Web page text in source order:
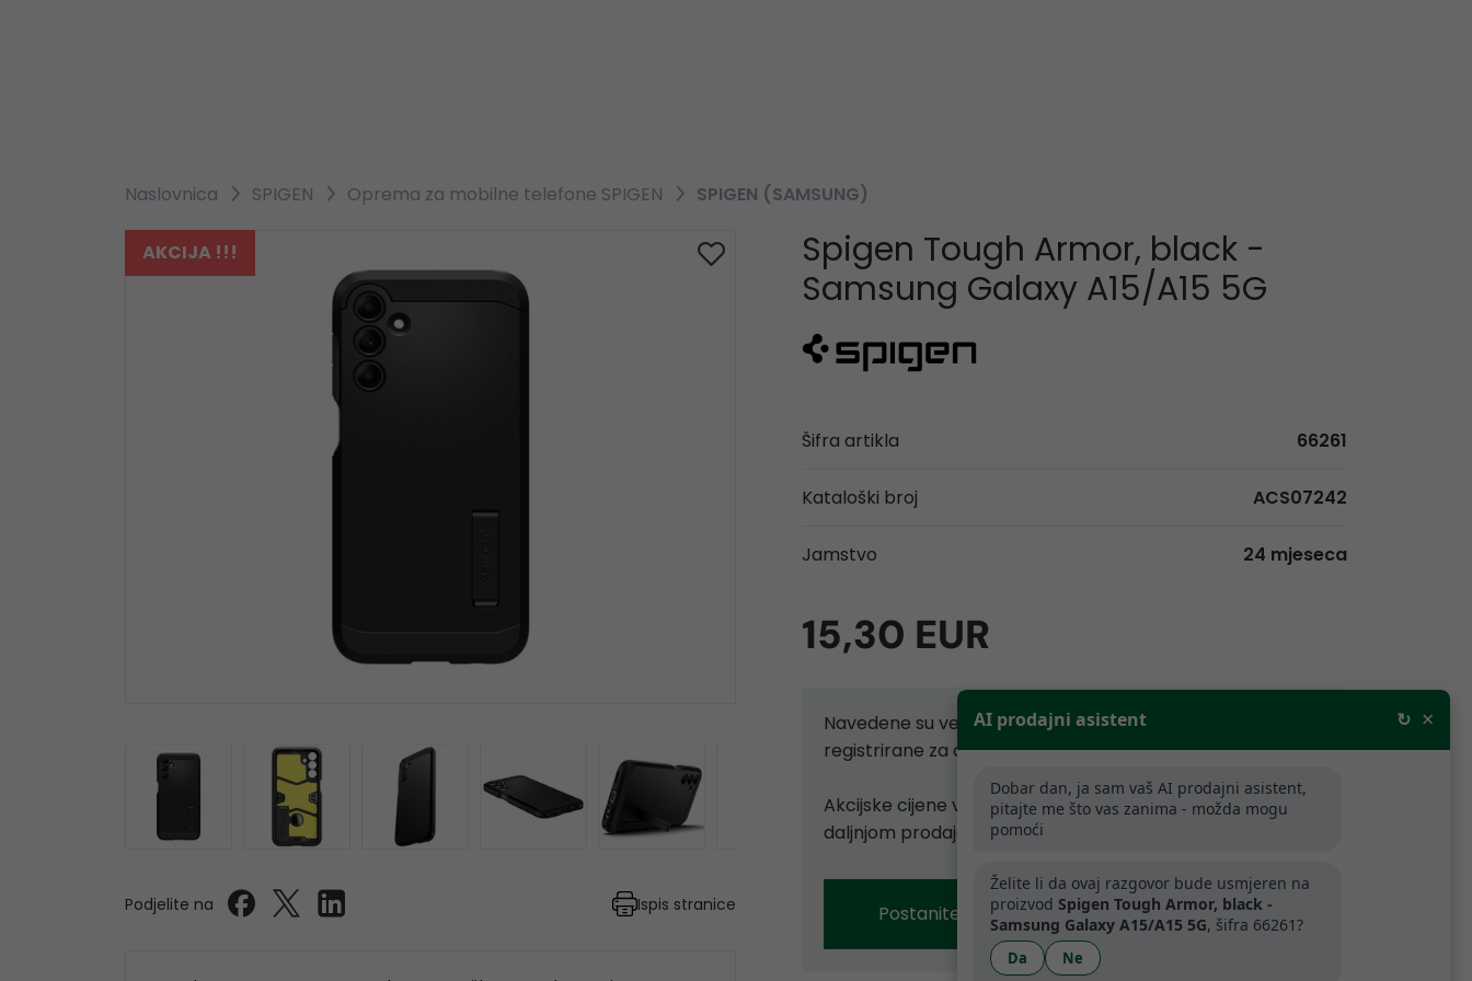
Naslovnica SPIGEN Oprema za mobilne telefone SPIGEN SPIGEN (SAMSUNG)
AKCIJA !!!
Podjelite na Ispis stranice
Spigen Tough Armor, black -
Samsung Galaxy A15/A15 5G
Šifra artikla 66261
Kataloški broj ACS07242
Jamstvo 24 mjeseca
15,30 EUR
Navedene su veleprodajne cijene bez PDV-a. Za tvrtke
registrirane za daljnju prodaju odobravamo popuste.
Akcijske cijene vrijede samo za tvrtke koje se bave
daljnjom prodajom.
Postanite partner
AI prodajni asistent ↻ ×
Dobar dan, ja sam vaš AI prodajni asistent,
pitajte me što vas zanima - možda mogu
pomoći
Želite li da ovaj razgovor bude usmjeren na
proizvod Spigen Tough Armor, black -
Samsung Galaxy A15/A15 5G, šifra 66261?
Da Ne